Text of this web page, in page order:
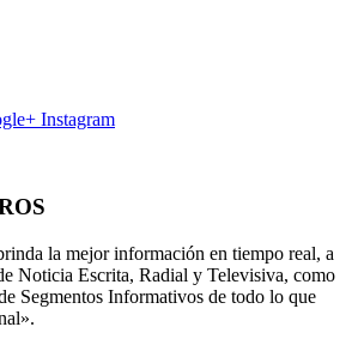
Instagram
la mejor información en tiempo real, a
Noticia Escrita, Radial y Televisiva, como
Segmentos Informativos de todo lo que